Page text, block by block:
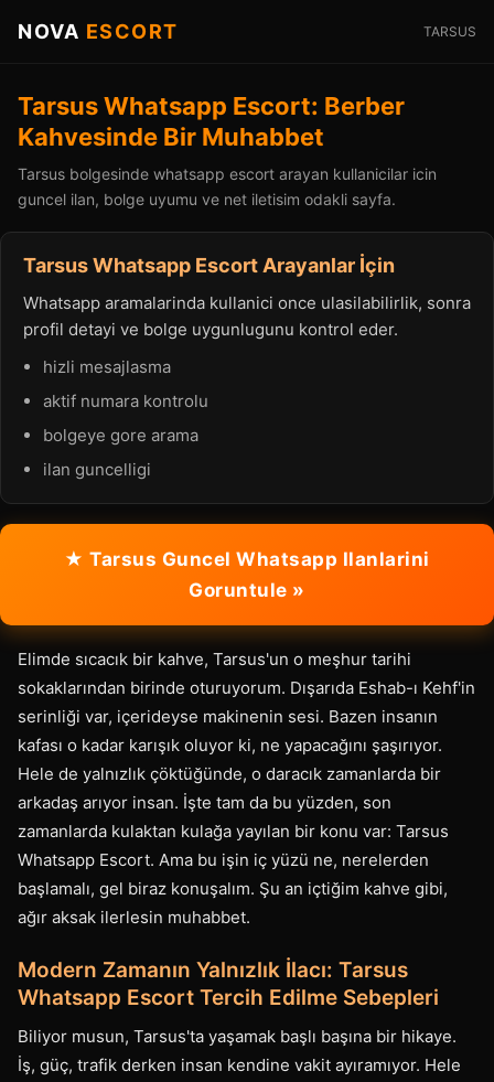
NOVA ESCORT TARSUS
Tarsus Whatsapp Escort: Berber
Kahvesinde Bir Muhabbet
Tarsus bolgesinde whatsapp escort arayan kullanicilar icin
guncel ilan, bolge uyumu ve net iletisim odakli sayfa.
Tarsus Whatsapp Escort Arayanlar İçin
Whatsapp aramalarinda kullanici once ulasilabilirlik, sonra
profil detayi ve bolge uygunlugunu kontrol eder.
hizli mesajlasma
aktif numara kontrolu
bolgeye gore arama
ilan guncelligi
★ Tarsus Guncel Whatsapp Ilanlarini
Goruntule »
Elimde sıcacık bir kahve, Tarsus'un o meşhur tarihi
sokaklarından birinde oturuyorum. Dışarıda Eshab-ı Kehf'in
serinliği var, içerideyse makinenin sesi. Bazen insanın
kafası o kadar karışık oluyor ki, ne yapacağını şaşırıyor.
Hele de yalnızlık çöktüğünde, o daracık zamanlarda bir
arkadaş arıyor insan. İşte tam da bu yüzden, son
zamanlarda kulaktan kulağa yayılan bir konu var: Tarsus
Whatsapp Escort. Ama bu işin iç yüzü ne, nerelerden
başlamalı, gel biraz konuşalım. Şu an içtiğim kahve gibi,
ağır aksak ilerlesin muhabbet.
Modern Zamanın Yalnızlık İlacı: Tarsus
Whatsapp Escort Tercih Edilme Sebepleri
Biliyor musun, Tarsus'ta yaşamak başlı başına bir hikaye.
İş, güç, trafik derken insan kendine vakit ayıramıyor. Hele